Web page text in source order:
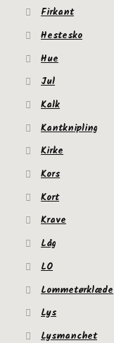
Firkant
Hestesko
Hue
Jul
Kalk
Kantknipling
Kirke
Kors
Kort
Krave
Låg
LO
Lommetørklæde
Lys
Lysmanchet